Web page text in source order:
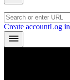
Create accountLog in